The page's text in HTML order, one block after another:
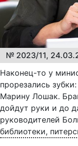
№ 2023/11,
Наконец-то у
прорезались
Марину Лошак.
дойдут руки и до
руководителей
библиотеки,